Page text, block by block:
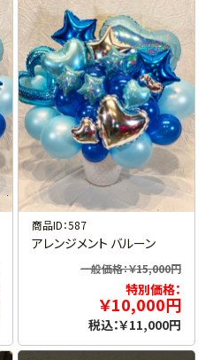
商品ID：587
アレンジメント バルーン
一般価格：￥15,000円
特別価格：
￥10,000円
税込：￥11,000円